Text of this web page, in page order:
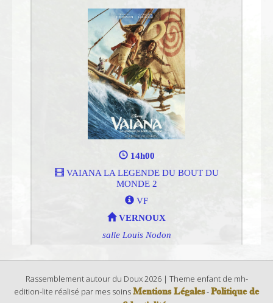
Rassemblement autour du Doux 2026 | Theme enfant de mh-
edition-lite réalisé par mes soinsMentions Légales-Politique de